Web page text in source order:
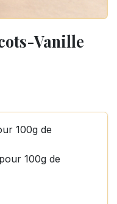
Vanille
100g de
100g de